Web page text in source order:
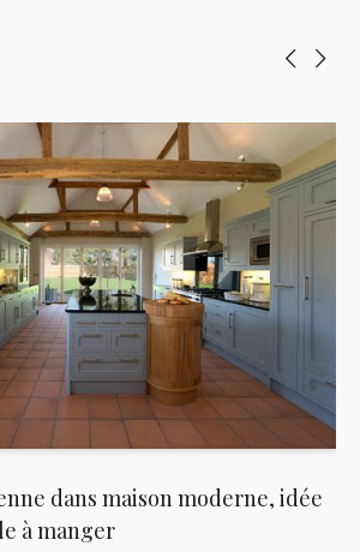
dans maison moderne, idée
à manger